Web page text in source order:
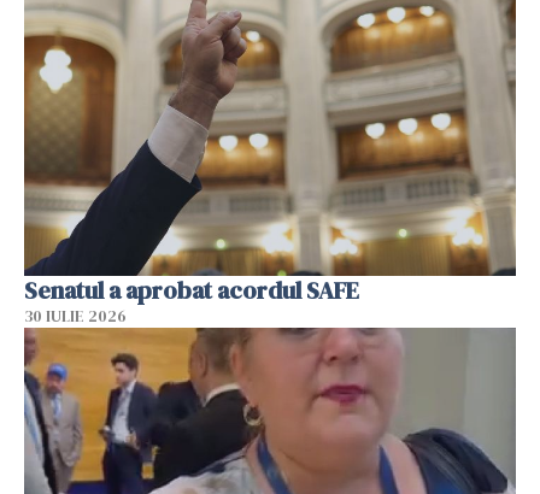
Senatul a aprobat acordul SAFE
30 IULIE 2026